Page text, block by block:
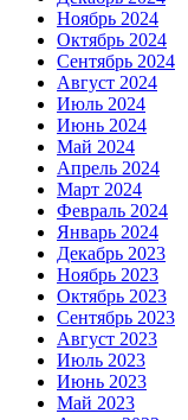
Ноябрь 2024
Октябрь 2024
Сентябрь 2024
Август 2024
Июль 2024
Июнь 2024
Май 2024
Апрель 2024
Март 2024
Февраль 2024
Январь 2024
Декабрь 2023
Ноябрь 2023
Октябрь 2023
Сентябрь 2023
Август 2023
Июль 2023
Июнь 2023
Май 2023